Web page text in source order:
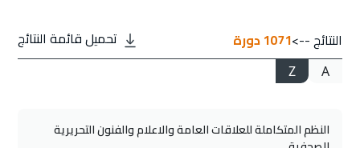
النتائج -->1071دورة تحميل قائمة النتائج
A
Z
النظم المتكاملة للعلاقات العامة والاعلام والفنون التحريرية